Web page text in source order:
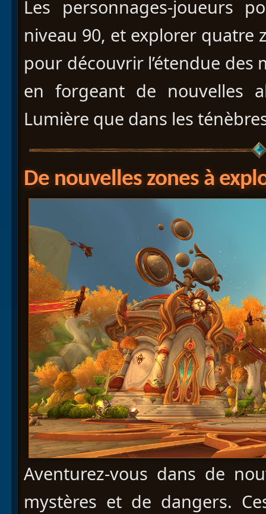
Les personnages-joueurs
niveau 90, et explorer quatre
pour découvrir l’étendue des
en forgeant de nouvelles
Lumière que dans les
De nouvelles zones à
Aventurez-vous dans de
mystères et de dangers.